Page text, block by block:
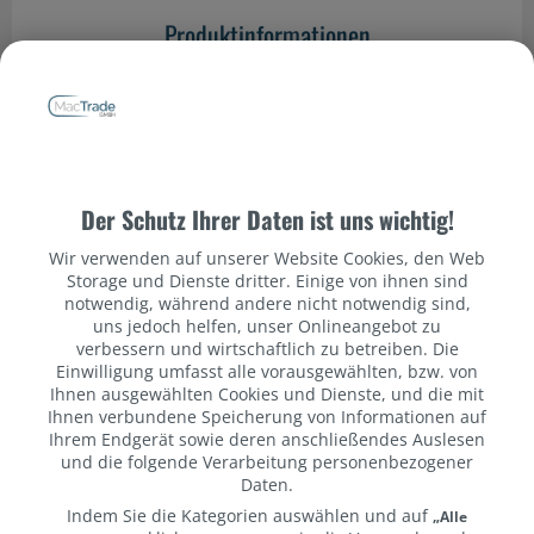
Produktinformationen
iPad.
für ein angenehmes Tippen. Und du hast ein Trackpad,
um ganz präzise zu arbeiten. Die Tastatur hat eine Reihe
mit 14 Funktions­tasten, einen USB‑C Anschluss zum
Pass‑Through Laden sowie einen Schutz für die Vorder‑
und Rückseite deines iPad. Das frei­schwebende Design
lässt sich stufenlos an mehrere Betrachtungs­winkel
anpassen und ein großes Trackpad aus Glas gibt dir
neue Möglichkeiten, mit iPadOS zu arbeiten.
• Für einen perfekten Betrachtungs­winkel lässt sich das
mobile, frei­schwebende Design stufenlos anpassen.
• Das große Trackpad aus Glas ist reaktions­schnell und
Der Schutz Ihrer Daten ist uns wichtig!
Wir verwenden auf unserer Website Cookies, den Web
Storage und Dienste dritter. Einige von ihnen sind
notwendig, während andere nicht notwendig sind,
uns jedoch helfen, unser Onlineangebot zu
verbessern und wirtschaftlich zu betreiben. Die
Einwilligung umfasst alle vorausgewählten, bzw. von
Ihnen ausgewählten Cookies und Dienste, und die mit
Ihnen verbundene Speicherung von Informationen auf
Ihrem Endgerät sowie deren anschließendes Auslesen
und die folgende Verarbeitung personenbezogener
Daten.
Indem Sie die Kategorien auswählen und auf„Alle